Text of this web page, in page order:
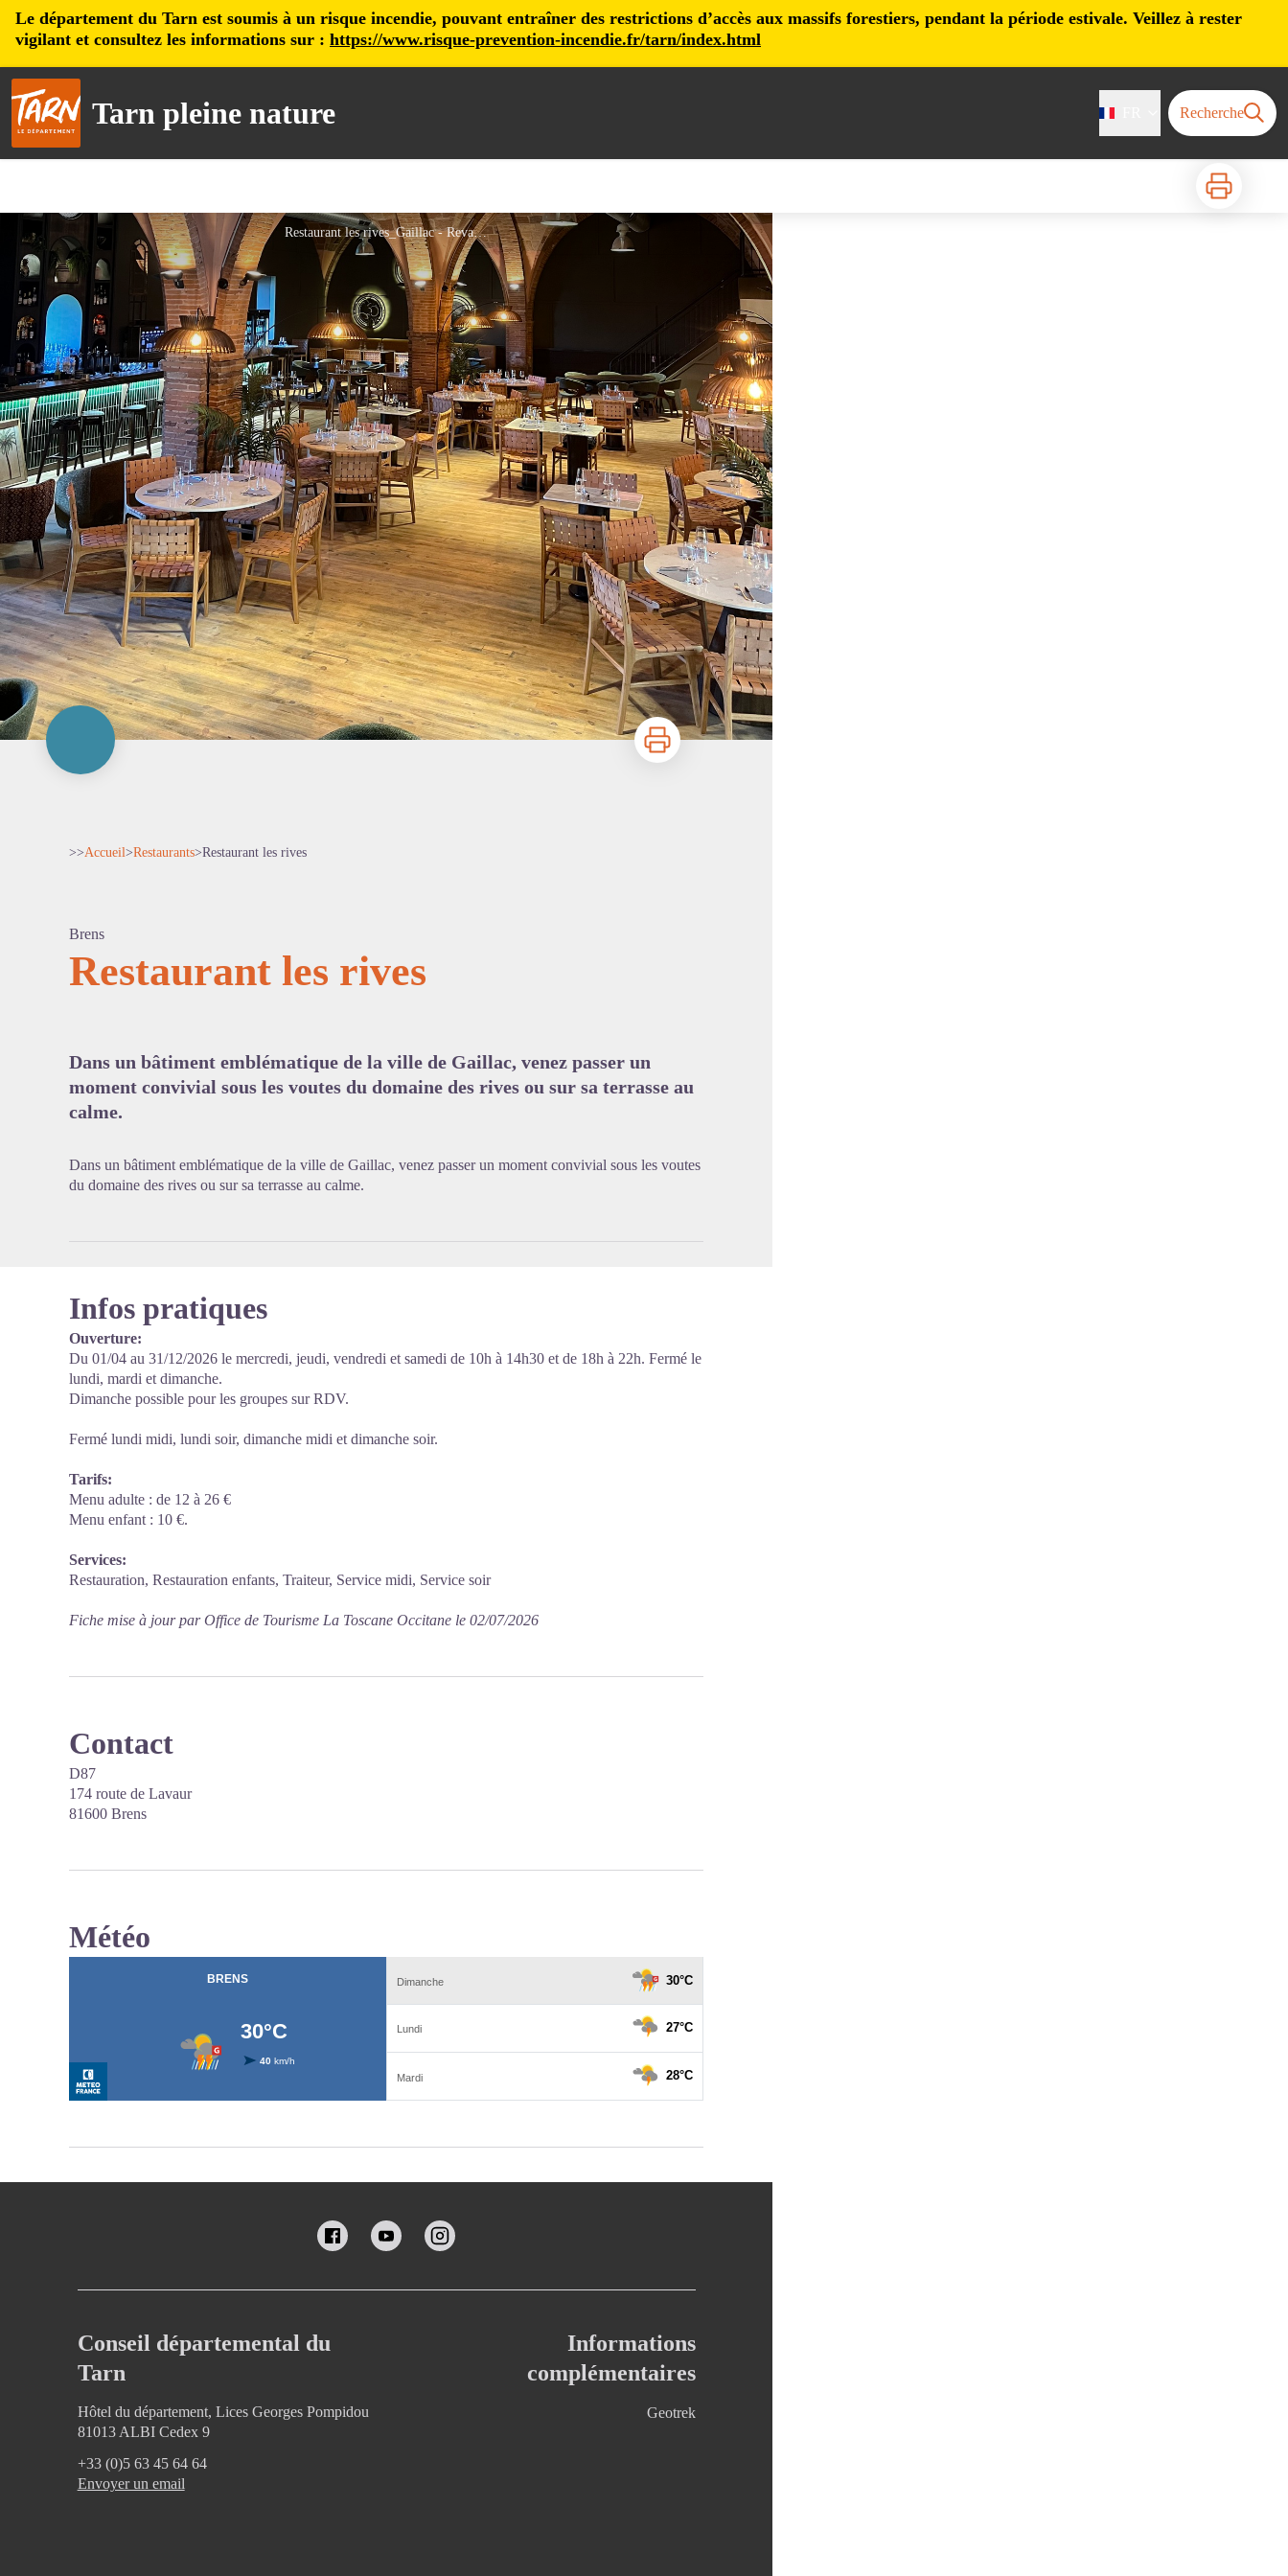
Le département du Tarn est soumis à un risque incendie, pouvant entraîner des restrictions d’accès aux massifs forestiers, pendant la période estivale. Veillez à rester
vigilant et consultez les informations sur : https://www.risque-prevention-incendie.fr/tarn/index.html
Tarn pleine nature Recherche
Imprimer
Restaurant les rives_Gaillac - Revaille
Imprimer
>>Accueil>Restaurants>Restaurant les rives
Brens
Restaurant les rives
Dans un bâtiment emblématique de la ville de Gaillac, venez passer un
moment convivial sous les voutes du domaine des rives ou sur sa terrasse au
calme.
Dans un bâtiment emblématique de la ville de Gaillac, venez passer un moment convivial sous les voutes
du domaine des rives ou sur sa terrasse au calme.
Infos pratiques
Ouverture:
Du 01/04 au 31/12/2026 le mercredi, jeudi, vendredi et samedi de 10h à 14h30 et de 18h à 22h. Fermé le
lundi, mardi et dimanche.
Dimanche possible pour les groupes sur RDV.
Fermé lundi midi, lundi soir, dimanche midi et dimanche soir.
Tarifs:
Menu adulte : de 12 à 26 €
Menu enfant : 10 €.
Services:
Restauration, Restauration enfants, Traiteur, Service midi, Service soir
Fiche mise à jour par Office de Tourisme La Toscane Occitane le 02/07/2026
Contact
D87
174 route de Lavaur
81600 Brens
Météo
Conseil départemental du
Tarn
Hôtel du département, Lices Georges Pompidou
81013 ALBI Cedex 9
+33 (0)5 63 45 64 64
Envoyer un email
Informations
complémentaires
Geotrek